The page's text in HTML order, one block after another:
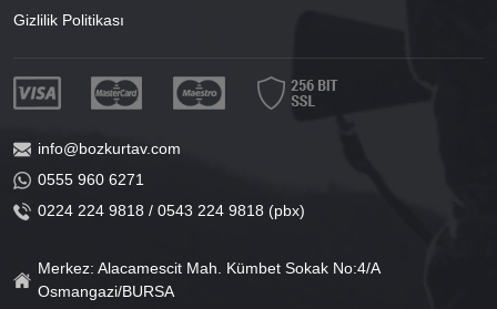
Gizlilik Politikası
info@bozkurtav.com
0555 960 6271
0224 224 9818 / 0543 224 9818 (pbx)
Merkez: Alacamescit Mah. Kümbet Sokak No:4/A
Osmangazi/BURSA